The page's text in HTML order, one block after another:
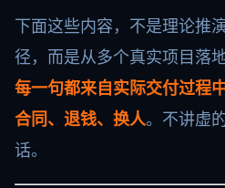
下面这些内容，不是理论推
径，而是从多个真实项目落
每一句都来自实际交付过程
合同、退钱、换人。不讲虚
话。